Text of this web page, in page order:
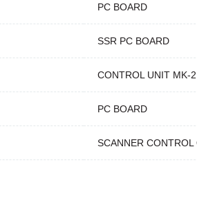
PC BOARD
SSR PC BOARD
CONTROL UNIT MK-2
PC BOARD
SCANNER